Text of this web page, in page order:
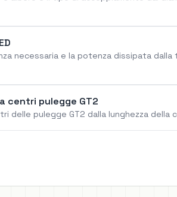
necessaria e la potenza dissipata
centri pulegge GT2
delle pulegge GT2 dalla lunghezza della